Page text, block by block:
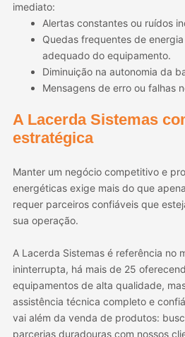
imediato:
Alertas constantes ou ruídos
Quedas frequentes de
adequado do equipamento.
Diminuição na autonomia da
Mensagens de erro ou falhas
A Lacerda Sistemas
estratégica
Manter um negócio competitivo e
energéticas exige mais do que
requer parceiros confiáveis que
sua operação.
A Lacerda Sistemas é referência no
ininterrupta, há mais de 25
equipamentos de alta qualidade,
assistência técnica completo e
vai além da venda de produtos:
parcerias duradouras com nossos